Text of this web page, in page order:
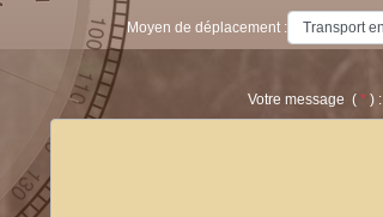
Moyen de déplacement :
Votre message (* ) :